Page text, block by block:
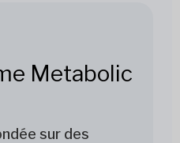
Metabolic
sur des